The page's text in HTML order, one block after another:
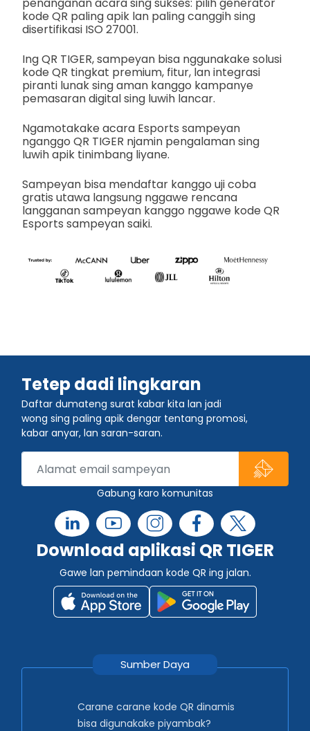
penanganan acara sing sukses: pilih generator
kode QR paling apik lan paling canggih sing
disertifikasi ISO 27001.
Ing QR TIGER, sampeyan bisa nggunakake solusi
kode QR tingkat premium, fitur, lan integrasi
piranti lunak sing aman kanggo kampanye
pemasaran digital sing luwih lancar.
Ngamotakake acara Esports sampeyan
nganggo QR TIGER njamin pengalaman sing
luwih apik tinimbang liyane.
Sampeyan bisa mendaftar kanggo uji coba
gratis utawa langsung nggawe rencana
langganan sampeyan kanggo nggawe kode QR
Esports sampeyan saiki.
Tetep dadi lingkaran
Daftar dumateng surat kabar kita lan jadi
wong sing paling apik dengar tentang promosi,
kabar anyar, lan saran-saran.
Gabung karo komunitas
Download aplikasi QR TIGER
Gawe lan pemindaan kode QR ing jalan.
Sumber Daya
Carane carane kode QR dinamis
bisa digunakake piyambak?